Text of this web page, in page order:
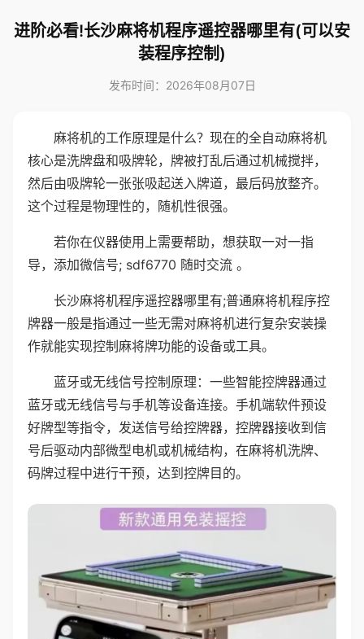
进阶必看!长沙麻将机程序遥控器哪里有(可以安
装程序控制)
发布时间：2026年08月07日
麻将机的工作原理是什么？现在的全自动麻将机
核心是洗牌盘和吸牌轮，牌被打乱后通过机械搅拌，
然后由吸牌轮一张张吸起送入牌道，最后码放整齐。
这个过程是物理性的，随机性很强。
若你在仪器使用上需要帮助，想获取一对一指
导，添加微信号; sdf6770 随时交流 。
长沙麻将机程序遥控器哪里有;普通麻将机程序控
牌器一般是指通过一些无需对麻将机进行复杂安装操
作就能实现控制麻将牌功能的设备或工具。
蓝牙或无线信号控制原理：一些智能控牌器通过
蓝牙或无线信号与手机等设备连接。手机端软件预设
好牌型等指令，发送信号给控牌器，控牌器接收到信
号后驱动内部微型电机或机械结构，在麻将机洗牌、
码牌过程中进行干预，达到控牌目的。